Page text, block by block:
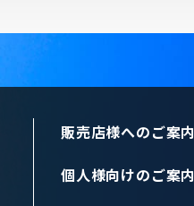
販売店様へのご案内
個人様向けのご案内